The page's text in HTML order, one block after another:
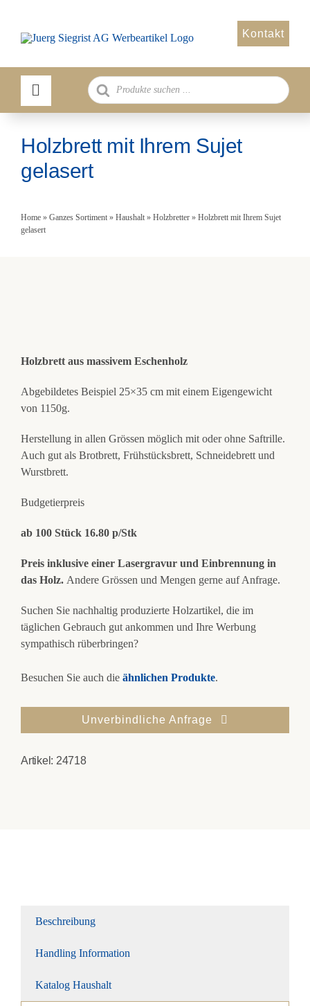
springen
Kontakt
Products
search
Holzbrett mit Ihrem Sujet
gelasert
Home» Ganzes Sortiment» Haushalt» Holzbretter» Holzbrett mit Ihrem Sujet
gelasert
Holzbrett aus massivem Eschenholz
Abgebildetes Beispiel 25×35 cm mit einem Eigengewicht
von 1150g.
Herstellung in allen Grössen möglich mit oder ohne Saftrille.
Auch gut als Brotbrett, Frühstücksbrett, Schneidebrett und
Wurstbrett.
Budgetierpreis
ab 100 Stück 16.80 p/Stk
Preis inklusive einer Lasergravur und Einbrennung in
das Holz. Andere Grössen und Mengen gerne auf Anfrage.
Suchen Sie nachhaltig produzierte Holzartikel, die im
täglichen Gebrauch gut ankommen und Ihre Werbung
sympathisch rüberbringen?
Besuchen Sie auch die ähnlichen Produkte.
Unverbindliche Anfrage
Artikel: 24718
Beschreibung
Handling Information
Katalog Haushalt